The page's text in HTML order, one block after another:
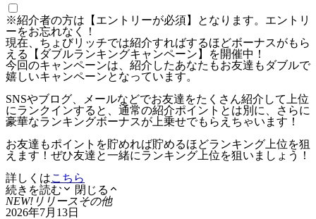
※紹介者の方は【エントリーが必須】となります。エントリ
ーをお忘れなく！
現在、ちょびリッチでは紹介すればするほどボーナスがもら
える【ダブルランキングキャンペーン】を開催中！
今回のキャンペーンは、紹介したあなたもお友達もダブルで
嬉しいキャンペーンとなっています。
SNSやブログ、メールなどでお友達をたくさん紹介して上位
にランクインすると、通常の紹介ポイントとは別に、さらに
豪華なランキングボーナスが上乗せでもらえちゃいます！
お友達もポイントを貯めれば貯めるほどランキング上位を狙
えます！ぜひ友達と一緒にランキング上位を狙いましょう！
詳しくはこちら
続きを読む
閉じる
NEW! リリースその他
2026年7月13日